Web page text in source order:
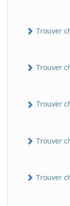
Trouver
Trouver
Trouver
Trouver
Trouver